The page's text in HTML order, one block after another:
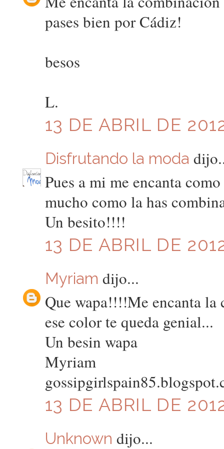
pases bien por Cádiz!
besos
L.
13 DE ABRIL DE
Disfrutando la moda
Pues a mi me encanta
mucho como la has
Un besito!!!!
13 DE ABRIL DE
Myriam dijo...
Que wapa!!!!Me encanta la
ese color te queda genial...
Un besin wapa
Myriam
13 DE ABRIL DE
Unknown dijo...